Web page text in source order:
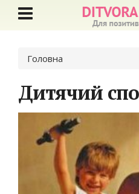
Ви є тут
Головна
Дитячий